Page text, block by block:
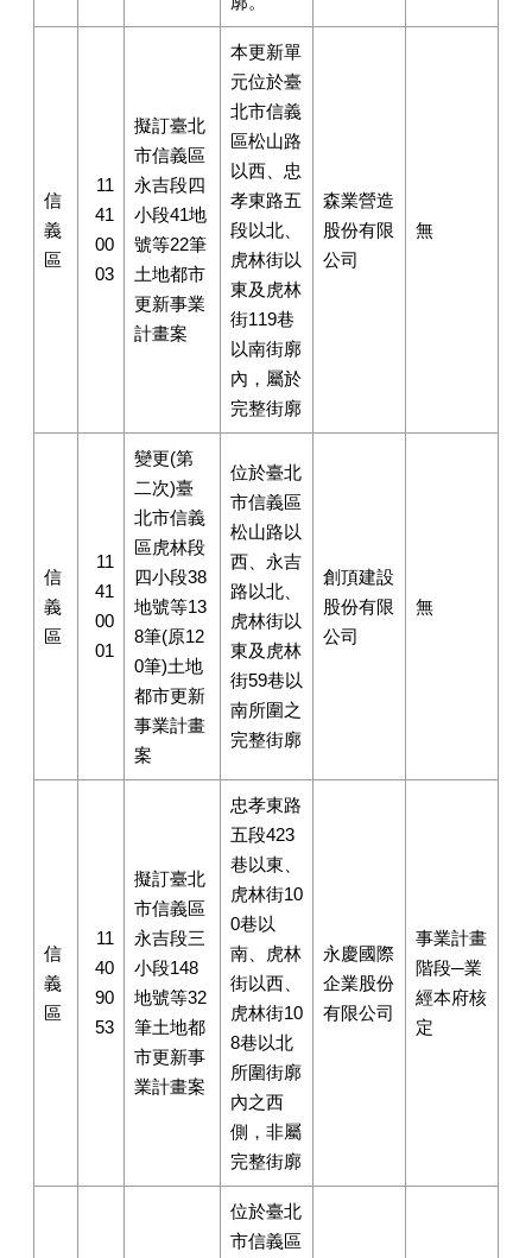
信
義
區
11
41
00
03
擬訂臺北
市信義區
永吉段四
小段41地
號等22筆
土地都市
更新事業
計畫案
本更新單
元位於臺
北市信義
區松山路
以西、忠
孝東路五
段以北、
虎林街以
東及虎林
街119巷
以南街廓
內，屬於
完整街廓
森業營造
股份有限
公司
無
信
義
區
11
41
00
01
變更(第
二次)臺
北市信義
區虎林段
四小段38
地號等13
8筆(原12
0筆)土地
都市更新
事業計畫
案
位於臺北
市信義區
松山路以
西、永吉
路以北、
虎林街以
東及虎林
街59巷以
南所圍之
完整街廓
創頂建設
股份有限
公司
無
信
義
區
11
40
90
53
擬訂臺北
市信義區
永吉段三
小段148
地號等32
筆土地都
市更新事
業計畫案
忠孝東路
五段423
巷以東、
虎林街10
0巷以
南、虎林
街以西、
虎林街10
8巷以北
所圍街廓
內之西
側，非屬
完整街廓
永慶國際
企業股份
有限公司
事業計畫
階段─業
經本府核
定
位於臺北
市信義區